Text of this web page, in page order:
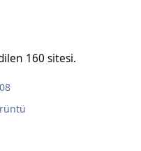
160 sitesi.